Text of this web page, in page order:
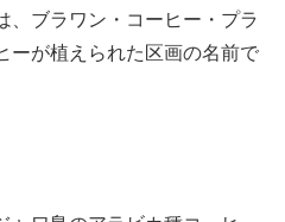
、ブラワン・コーヒー・プラ
ーが植えられた区画の名前で